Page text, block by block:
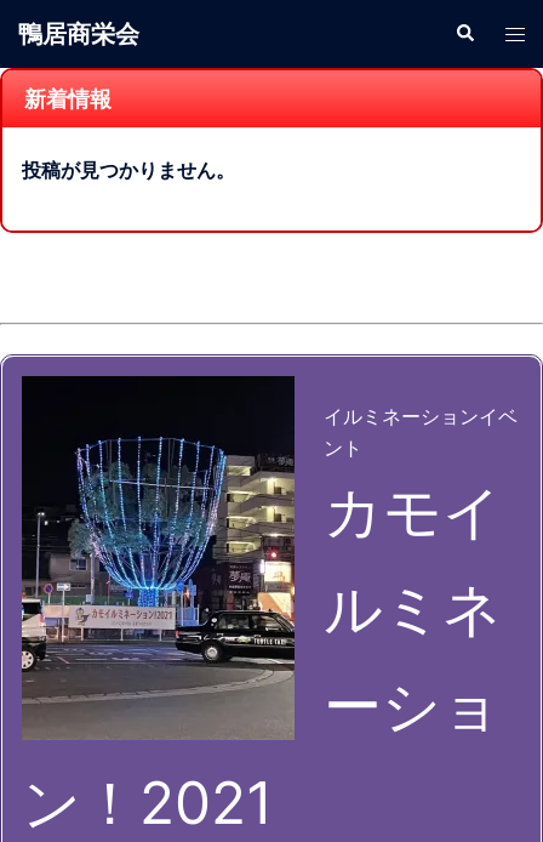
鴨居商栄会
新着情報
投稿が見つかりません。
イルミネーションイベ
ント
カモイ
ルミネ
ーショ
ン！2021